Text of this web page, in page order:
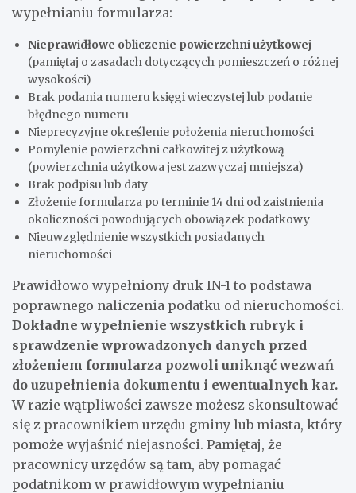
wypełnianiu formularza:
Nieprawidłowe obliczenie powierzchni użytkowej
(pamiętaj o zasadach dotyczących pomieszczeń o różnej
wysokości)
Brak podania numeru księgi wieczystej lub podanie
błędnego numeru
Nieprecyzyjne określenie położenia nieruchomości
Pomylenie powierzchni całkowitej z użytkową
(powierzchnia użytkowa jest zazwyczaj mniejsza)
Brak podpisu lub daty
Złożenie formularza po terminie 14 dni od zaistnienia
okoliczności powodujących obowiązek podatkowy
Nieuwzględnienie wszystkich posiadanych
nieruchomości
Prawidłowo wypełniony druk IN-1 to podstawa
poprawnego naliczenia podatku od nieruchomości.
Dokładne wypełnienie wszystkich rubryk i
sprawdzenie wprowadzonych danych przed
złożeniem formularza pozwoli uniknąć wezwań
do uzupełnienia dokumentu i ewentualnych kar.
W razie wątpliwości zawsze możesz skonsultować
się z pracownikiem urzędu gminy lub miasta, który
pomoże wyjaśnić niejasności. Pamiętaj, że
pracownicy urzędów są tam, aby pomagać
podatnikom w prawidłowym wypełnianiu